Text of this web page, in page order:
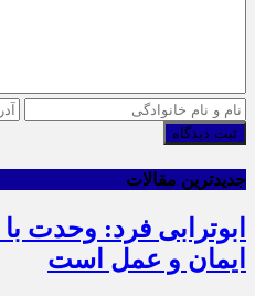
ثبت دیدگاه
جدیدترین مقالات
ابوترابی فرد: وحدت
ایمان و عمل است